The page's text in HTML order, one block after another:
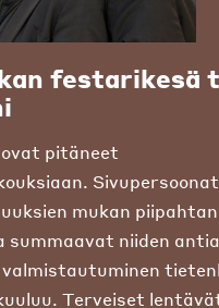
festarikesä
pitäneet
mukan
summaavat niiden
valmistautuminen
Terveiset